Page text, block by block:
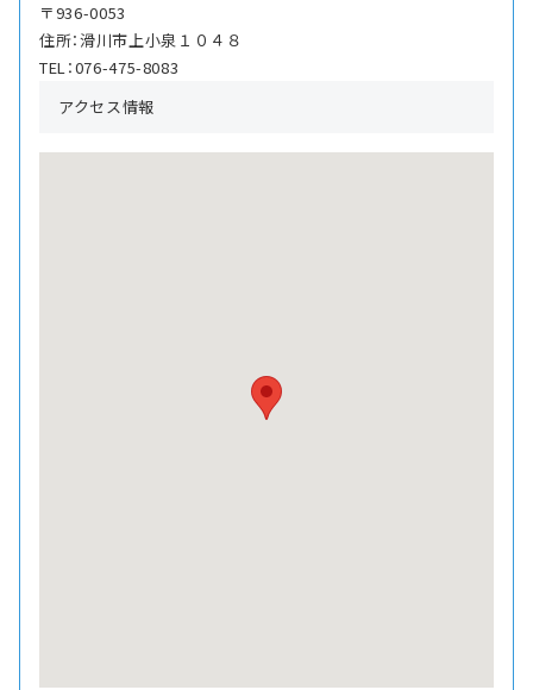
〒936-0053
住所：滑川市上小泉１０４８
TEL：076-475-8083
アクセス情報